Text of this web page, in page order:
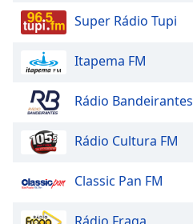
Opacity
Font
Style
Super Rádio Tupi
Itapema FM
Rádio Bandeirantes
Rádio Cultura FM
Classic Pan FM